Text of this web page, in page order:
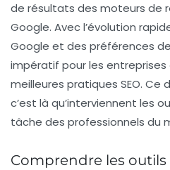
de résultats des moteurs de
Google. Avec l’évolution
Google et des préférences
impératif pour les entreprises
meilleures pratiques SEO.
c’est là qu’interviennent les
tâche des professionnels du
Comprendre les outils